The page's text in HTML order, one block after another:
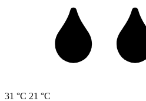
31 °C 21 °C